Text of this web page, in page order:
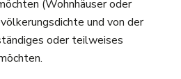
(Wohnhäuser oder
und von der
oder teilweises